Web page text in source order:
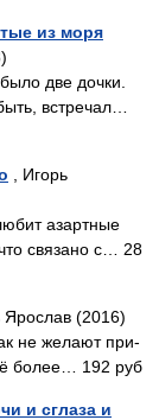
из моря
две дочки.
встречал…
, Игорь
азартные
связано с… 28
Ярослав (2016)
не желают при-
более… 192 руб
и сглаза и